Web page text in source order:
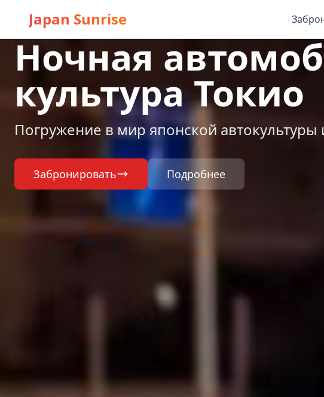
Japan Sunrise
Ночная
культура Токио
Погружение в мир японской автокультуры
Забронировать Подробнее